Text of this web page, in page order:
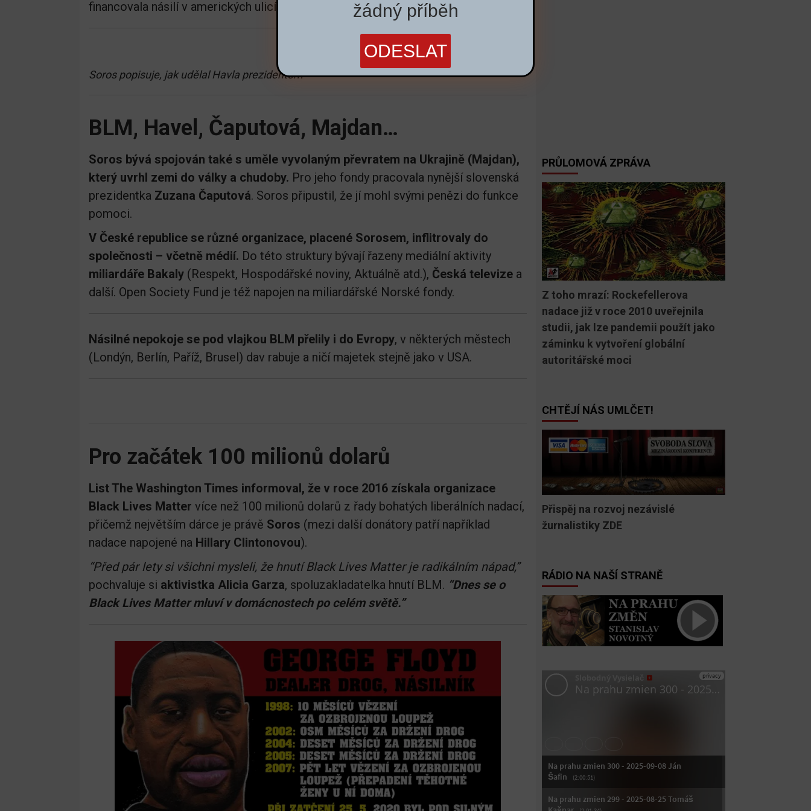
financovala násilí v amerických ulicích.
Soros popisuje, jak udělal Havla prezidentem
BLM, Havel, Čaputová, Majdan…
Soros bývá spojován také s uměle vyvolaným převratem na Ukrajině (Majdan),
který uvrhl zemi do války a chudoby. Pro jeho fondy pracovala nynější slovenská
prezidentka Zuzana Čaputová. Soros připustil, že jí mohl svými penězi do funkce
pomoci.
V České republice se různé organizace, placené Sorosem, inflitrovaly do
společnosti – včetně médií. Do této struktury bývají řazeny mediální aktivity
miliardáře Bakaly (Respekt, Hospodářské noviny, Aktuálně atd.), Česká televize a
další. Open Society Fund je též napojen na miliardářské Norské fondy.
Násilné nepokoje se pod vlajkou BLM přelily i do Evropy, v některých městech
(Londýn, Berlín, Paříž, Brusel) dav rabuje a ničí majetek stejně jako v USA.
Pro začátek 100 milionů dolarů
List The Washington Times informoval, že v roce 2016 získala organizace
Black Lives Matter více než 100 milionů dolarů z řady bohatých liberálních nadací,
přičemž největším dárce je právě Soros (mezi další donátory patří například
nadace napojené na Hillary Clintonovou).
“Před pár lety si všichni mysleli, že hnutí Black Lives Matter je radikálním nápad,”
pochvaluje si aktivistka Alicia Garza, spoluzakladatelka hnutí BLM. “Dnes se o
Black Lives Matter mluví v domácnostech po celém světě.”
žádný příběh
PRŮLOMOVÁ ZPRÁVA
Z toho mrazí: Rockefellerova
nadace již v roce 2010 uveřejnila
studii, jak lze pandemii použít jako
záminku k vytvoření globální
autoritářské moci
CHTĚJÍ NÁS UMLČET!
Přispěj na rozvoj nezávislé
žurnalistiky ZDE
RÁDIO NA NAŠÍ STRANĚ